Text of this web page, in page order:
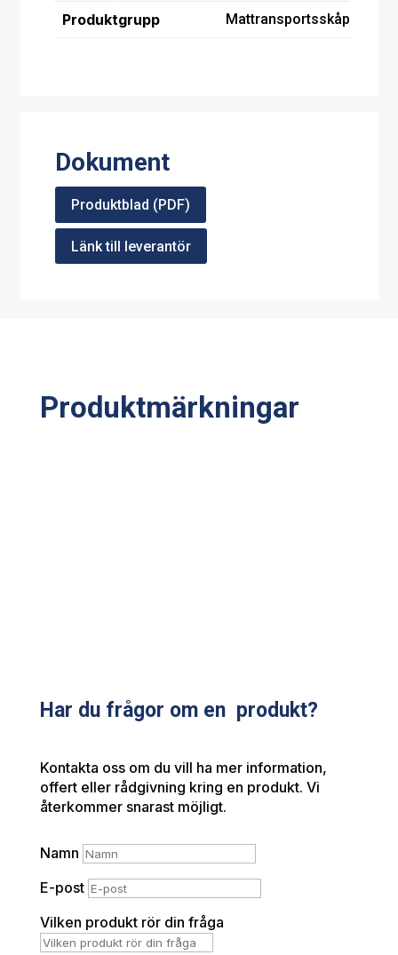
Produktgrupp Mattransportsskåp
Dokument
Produktblad (PDF)
Länk till leverantör
Produktmärkningar
Har du frågor om en produkt?
Kontakta oss om du vill ha mer information,
offert eller rådgivning kring en produkt. Vi
återkommer snarast möjligt.
Namn
E-post
Vilken produkt rör din fråga